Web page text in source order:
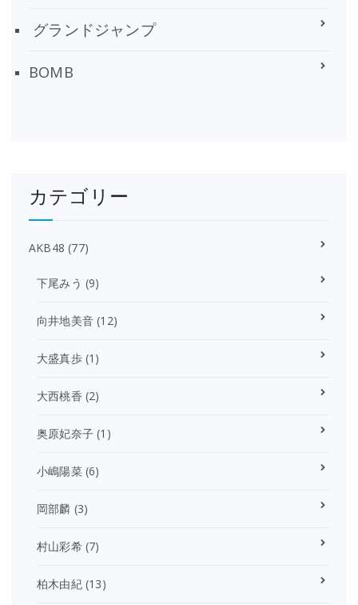
グランドジャンプ
BOMB
カテゴリー
AKB48 (77)
下尾みう (9)
向井地美音 (12)
大盛真歩(1)
大西桃香 (2)
奥原妃奈子 (1)
小嶋陽菜(6)
岡部麟 (3)
村山彩希(7)
柏木由紀(13)